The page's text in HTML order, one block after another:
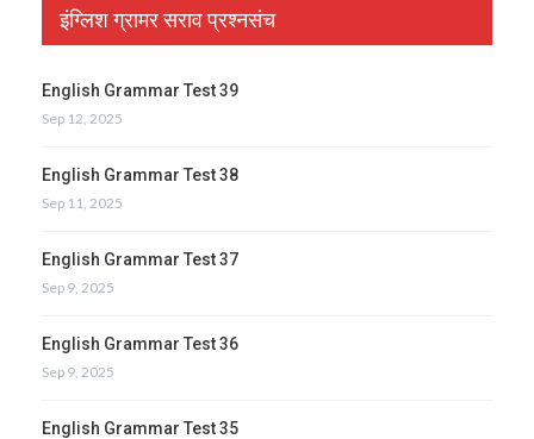
इंग्लिश ग्रामर सराव प्रश्नसंच
English Grammar Test 39
Sep 12, 2025
English Grammar Test 38
Sep 11, 2025
English Grammar Test 37
Sep 9, 2025
English Grammar Test 36
Sep 9, 2025
English Grammar Test 35